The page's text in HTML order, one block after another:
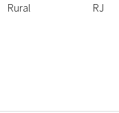
Rural RJ